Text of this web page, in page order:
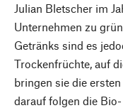
Julian Bletscher im
Unternehmen zu
Getränks sind es
Trockenfrüchte, auf
bringen sie die
darauf folgen die